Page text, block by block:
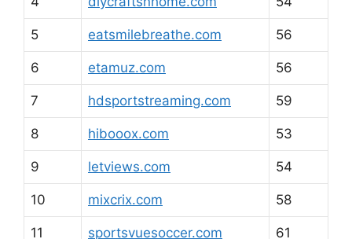
5 eatsmilebreathe.com 56
6 etamuz.com 56
7 hdsportstreaming.com 59
8 hibooox.com 53
9 letviews.com 54
10 mixcrix.com 58
11 sportsvuesoccer.com 61